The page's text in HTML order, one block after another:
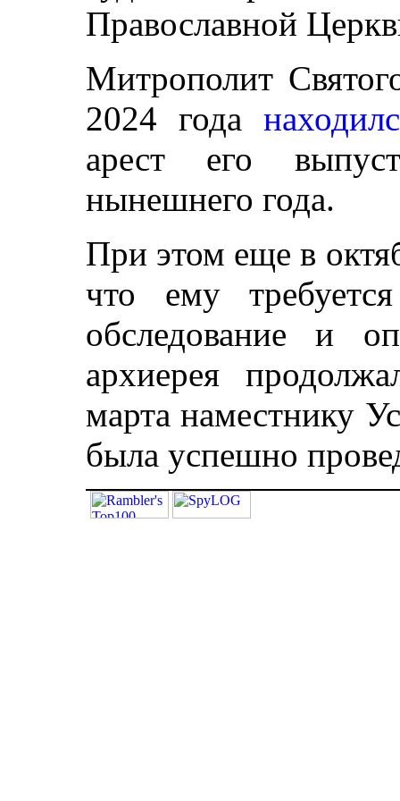
Православной
Митрополит
2024 года
арест его
нынешнего года.
При этом еще в
что ему
обследование и
архиерея
марта наместнику
была успешно